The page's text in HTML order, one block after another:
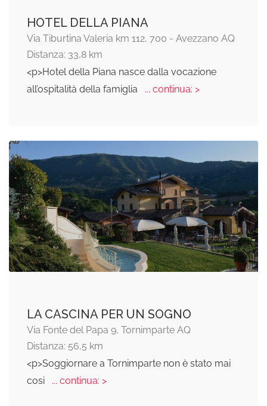
HOTEL DELLA PIANA
Via Tiburtina Valeria km 112, 700 - Avezzano AQ
Distanza: 33,8 km
<p>Hotel della Piana nasce dalla vocazione
all’ospitalità della famiglia
... continua: >
LA CASCINA PER UN SOGNO
Via Fonte del Papa 9, Tornimparte AQ
Distanza: 56,5 km
<p>Soggiornare a Tornimparte non è stato mai
cosi
... continua: >